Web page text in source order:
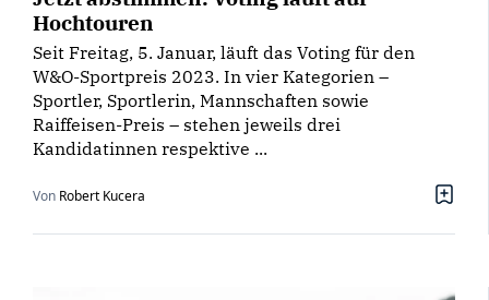
Hochtouren
Seit Freitag, 5. Januar, läuft das Voting für den
W&O-Sportpreis 2023. In vier Kategorien –
Sportler, Sportlerin, Mannschaften sowie
Raiffeisen-Preis – stehen jeweils drei
Kandidatinnen respektive ...
Von Robert Kucera